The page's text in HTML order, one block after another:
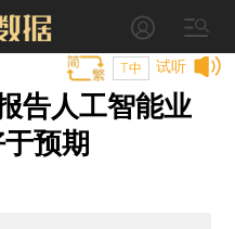
试听
T中
告人工智能业
预期